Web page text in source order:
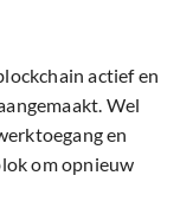
actief en
Wel
en
om opnieuw